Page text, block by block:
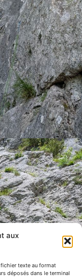
aux
texte au format
déposés dans le terminal